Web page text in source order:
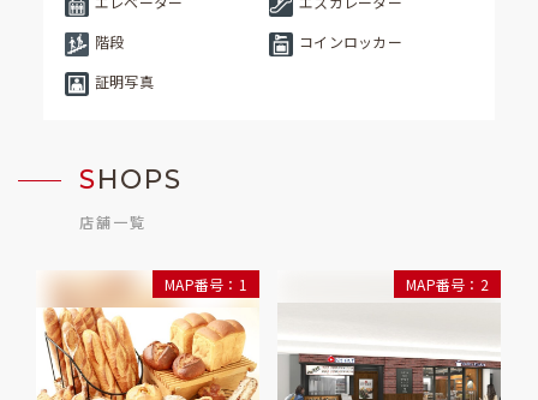
階段
コインロッカー
証明写真
SHOPS
店舗一覧
MAP番号：1 MAP番号：2